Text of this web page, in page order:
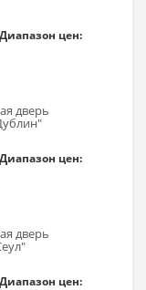
Диапазон цен:
дверь
Диапазон цен:
дверь
Диапазон цен: